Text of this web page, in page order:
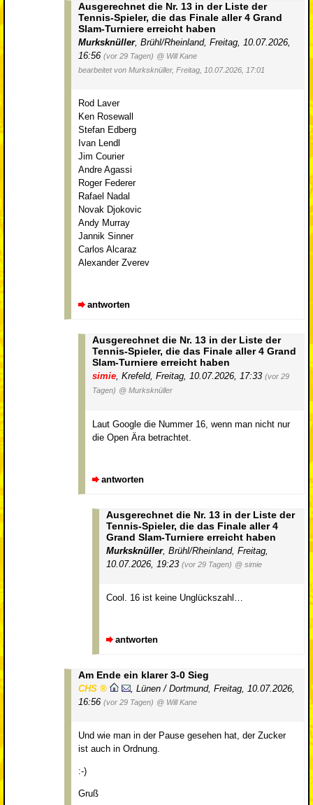
Ausgerechnet die Nr. 13 in der Liste der
Tennis-Spieler, die das Finale aller 4 Grand
Slam-Turniere erreicht haben
Murksknüller, Brühl/Rheinland, Freitag, 10.07.2026,
16:56 (vor 29 Tagen) @ Will Kane
bearbeitet von Murksknüller, Freitag, 10.07.2026, 17:01
Rod Laver
Ken Rosewall
Stefan Edberg
Ivan Lendl
Jim Courier
Andre Agassi
Roger Federer
Rafael Nadal
Novak Djokovic
Andy Murray
Jannik Sinner
Carlos Alcaraz
Alexander Zverev
antworten
Ausgerechnet die Nr. 13 in der Liste der
Tennis-Spieler, die das Finale aller 4 Grand
Slam-Turniere erreicht haben
simie, Krefeld, Freitag, 10.07.2026, 17:33 (vor 29
Tagen) @ Murksknüller
Laut Google die Nummer 16, wenn man nicht nur
die Open Ära betrachtet.
antworten
Ausgerechnet die Nr. 13 in der Liste der
Tennis-Spieler, die das Finale aller 4
Grand Slam-Turniere erreicht haben
Murksknüller, Brühl/Rheinland, Freitag,
10.07.2026, 19:23 (vor 29 Tagen) @ simie
Cool. 16 ist keine Unglückszahl…
antworten
Am Ende ein klarer 3-0 Sieg
CHS Lünen / Dortmund, Freitag, 10.07.2026,
16:56 (vor 29 Tagen) @ Will Kane
Und wie man in der Pause gesehen hat, der Zucker
ist auch in Ordnung.
:-)
Gruß